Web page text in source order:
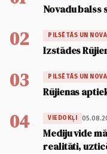
Novadu balss
02 PILSĒTĀS UN
Izstādes
03 PILSĒTĀS UN
Rūjienas
04 VIEDOKĻI
Mediju vide
realitāti,